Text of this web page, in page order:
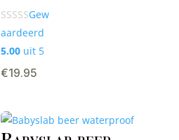
Gew
aardeerd
5.00 uit 5
€19.95